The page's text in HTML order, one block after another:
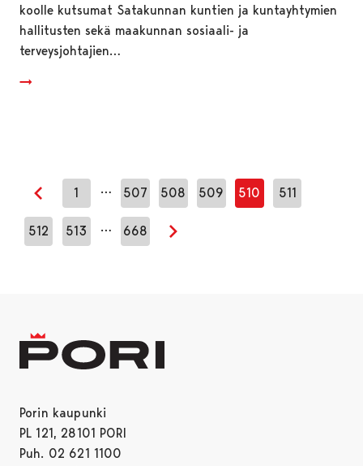
koolle kutsumat Satakunnan kuntien ja kuntayhtymien
hallitusten sekä maakunnan sosiaali- ja
terveysjohtajien…
Edellinen sivu
1 … 507 508 509 510 511
512 513 … 668
Seuraava sivu
Porin kaupunki
PL 121, 28101 PORI
Puh. 02 621 1100